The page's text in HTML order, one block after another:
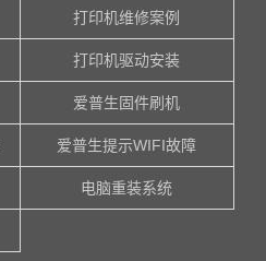
打印机维修案例
打印机驱动安装
爱普生固件刷机
爱普生提示WIFI故障
电脑重装系统